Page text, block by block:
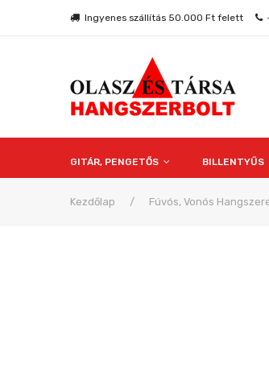
Ingyenes szállítás 50.000 Ft felett
GITÁR, PENGETŐS BILLENTYŰS
Kezdőlap / Fúvós, Vonós